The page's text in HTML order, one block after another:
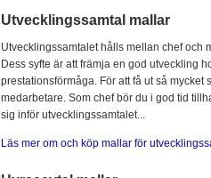
Utvecklingssamtal mallar
Utvecklingssamtalet hålls mellan chef och
Dess syfte är att främja en god utveckling
prestationsförmåga. För att få ut så
medarbetare. Som chef bör du i god tid
sig inför utvecklingssamtalet...
Läs mer om och köp mallar för